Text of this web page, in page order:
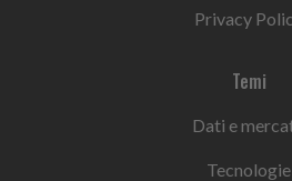
Privacy
Temi
Dati e
Tecnologie